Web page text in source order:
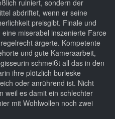
ruiniert, sondern der
abdriftet, wenn er seine
preisgibt. Finale und
miserabel inszenierte Farce
ärgerte. Kompetente
und gute Kameraarbeit,
schmeißt all das in den
ihre plötzlich burleske
oder anrührend ist. Nicht
weil es damit ein schlechter
mit Wohlwollen noch zwei